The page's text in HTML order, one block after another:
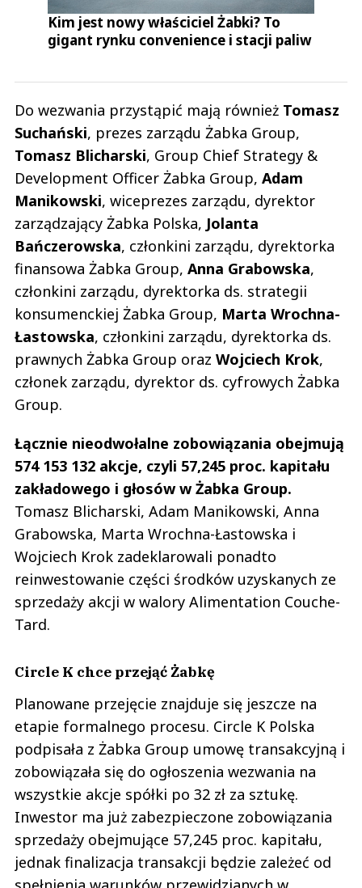
Kim jest nowy właściciel Żabki? To
gigant rynku convenience i stacji paliw
Do wezwania przystąpić mają również Tomasz
Suchański, prezes zarządu Żabka Group,
Tomasz Blicharski, Group Chief Strategy &
Development Officer Żabka Group, Adam
Manikowski, wiceprezes zarządu, dyrektor
zarządzający Żabka Polska, Jolanta
Bańczerowska, członkini zarządu, dyrektorka
finansowa Żabka Group, Anna Grabowska,
członkini zarządu, dyrektorka ds. strategii
konsumenckiej Żabka Group, Marta Wrochna-
Łastowska, członkini zarządu, dyrektorka ds.
prawnych Żabka Group oraz Wojciech Krok,
członek zarządu, dyrektor ds. cyfrowych Żabka
Group.
Łącznie nieodwołalne zobowiązania obejmują
574 153 132 akcje, czyli 57,245 proc. kapitału
zakładowego i głosów w Żabka Group.
Tomasz Blicharski, Adam Manikowski, Anna
Grabowska, Marta Wrochna-Łastowska i
Wojciech Krok zadeklarowali ponadto
reinwestowanie części środków uzyskanych ze
sprzedaży akcji w walory Alimentation Couche-
Tard.
Circle K chce przejąć Żabkę
Planowane przejęcie znajduje się jeszcze na
etapie formalnego procesu. Circle K Polska
podpisała z Żabka Group umowę transakcyjną i
zobowiązała się do ogłoszenia wezwania na
wszystkie akcje spółki po 32 zł za sztukę.
Inwestor ma już zabezpieczone zobowiązania
sprzedaży obejmujące 57,245 proc. kapitału,
jednak finalizacja transakcji będzie zależeć od